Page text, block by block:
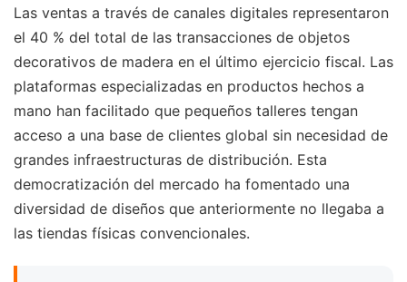
Las ventas a través de canales digitales representaron
el 40 % del total de las transacciones de objetos
decorativos de madera en el último ejercicio fiscal. Las
plataformas especializadas en productos hechos a
mano han facilitado que pequeños talleres tengan
acceso a una base de clientes global sin necesidad de
grandes infraestructuras de distribución. Esta
democratización del mercado ha fomentado una
diversidad de diseños que anteriormente no llegaba a
las tiendas físicas convencionales.